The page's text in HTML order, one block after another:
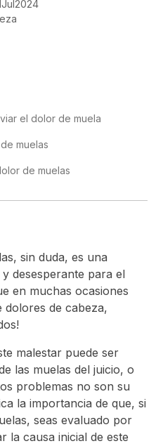
Jul2024
el dolor de muela
muelas
de muelas
sin duda, es una
desesperante para el
en muchas ocasiones
dolores de cabeza,
malestar puede ser
las muelas del juicio, o
problemas no son su
la importancia de que, si
seas evaluado por
la causa inicial de este